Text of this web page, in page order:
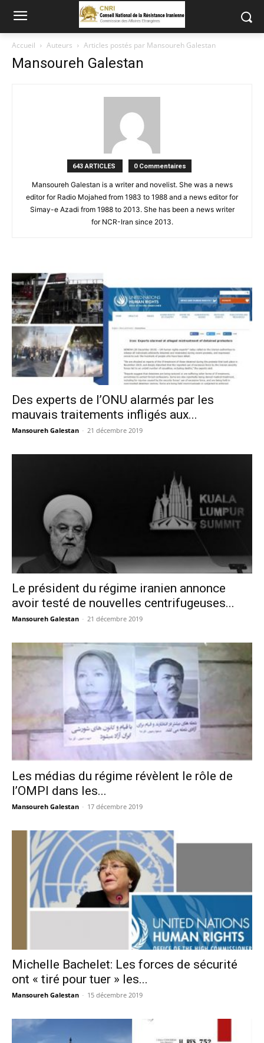
Accueil Auteurs Articles postés par Mansoureh Galestan
Mansoureh Galestan
643 ARTICLES 0 Commentaires
Mansoureh Galestan is a writer and novelist. She was a news
editor for Radio Mojahed from 1983 to 1988 and a news editor for
Simay-e Azadi from 1988 to 2013. She has been a news writer
for NCR-Iran since 2013.
Des experts de l’ONU alarmés par les
mauvais traitements infligés aux...
Mansoureh Galestan - 21 décembre 2019
Le président du régime iranien annonce
avoir testé de nouvelles centrifugeuses...
Mansoureh Galestan - 21 décembre 2019
Les médias du régime révèlent le rôle de
l’OMPI dans les...
Mansoureh Galestan - 17 décembre 2019
Michelle Bachelet: Les forces de sécurité
ont « tiré pour tuer » les...
Mansoureh Galestan - 15 décembre 2019